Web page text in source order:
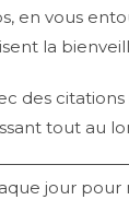
en vous
la
des
tout au
jour pour